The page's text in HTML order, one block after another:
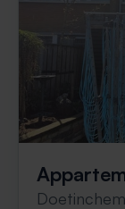
Doetinchem